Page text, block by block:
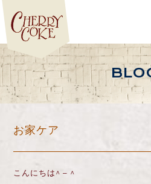
お家ケア
こんにちは^ – ^